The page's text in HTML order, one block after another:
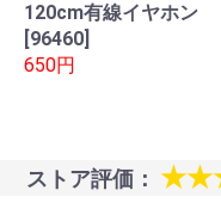
120cm有線イヤホン
[96460]
650円
ストア評価：